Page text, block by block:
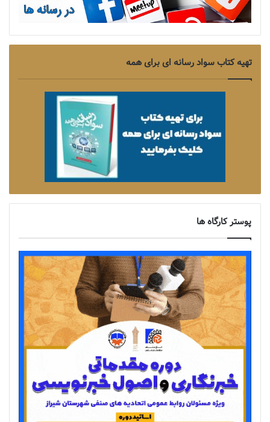
تهیه کتاب سواد رسانه ای برای همه
پوستر کارگاه ها